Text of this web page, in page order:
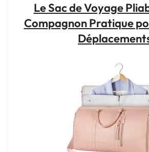
le
Sac
de
Le Sac de Voyage
Compagnon Pratique